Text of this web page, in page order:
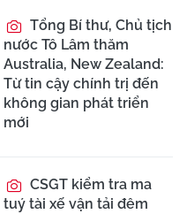
Tổng Bí thư, Chủ tịch
nước Tô Lâm thăm
Australia, New Zealand:
Từ tin cậy chính trị đến
không gian phát triển
mới
CSGT kiểm tra ma
tuý tài xế vận tải đêm